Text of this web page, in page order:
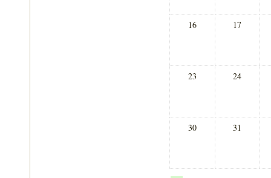
16 17
23 24
30 31